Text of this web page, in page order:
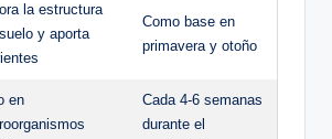
la estructura
y aporta
Como base en
primavera y otoño
en
Cada 4-6 semanas
durante el